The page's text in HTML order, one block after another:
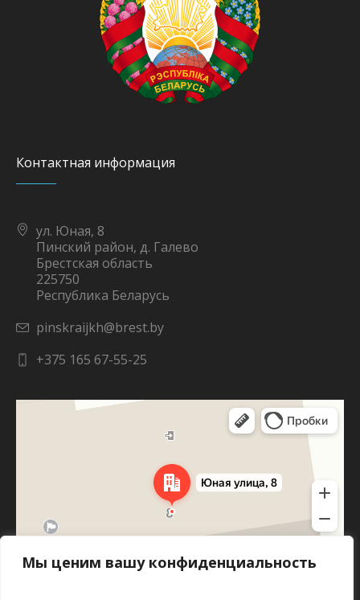
Мы ценим вашу конфиденциальность
Контактная информация
ул. Юная, 8
Пинский район, д. Галево
Брестская область
225750
Республика Беларусь
pinskraijkh@brest.by
+375 165 67-55-25
Яндекс Карты